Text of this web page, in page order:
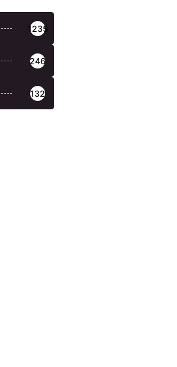
1235
246
132